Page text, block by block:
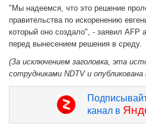
"Мы надеемся, что это решение
правительства по искоренению
который оно создало", - заявил AFP
перед вынесением решения в среду.
(За исключением заголовка, эта
сотрудниками NDTV и
канал в